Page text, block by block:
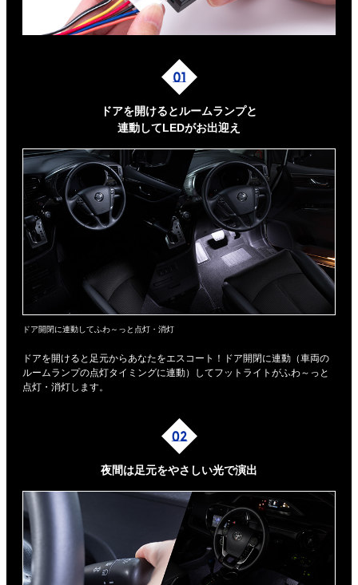
ドアを開けるとルームランプと
連動してLEDがお出迎え
ドア開閉に連動してふわ～っと点灯・消灯
ドアを開けると足元からあなたをエスコート！ドア開閉に連動（車両の
ルームランプの点灯タイミングに連動）してフットライトがふわ～っと
点灯・消灯します。
夜間は足元をやさしい光で演出